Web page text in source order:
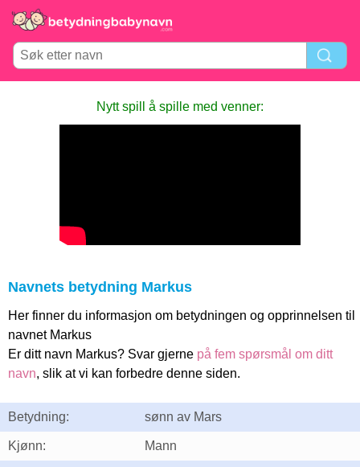
Nytt spill å spille med venner:
Navnets betydning Markus
Her finner du informasjon om betydningen og opprinnelsen til
navnet Markus
Er ditt navn Markus? Svar gjerne på fem spørsmål om ditt
navn, slik at vi kan forbedre denne siden.
Betydning: sønn av Mars
Kjønn: Mann